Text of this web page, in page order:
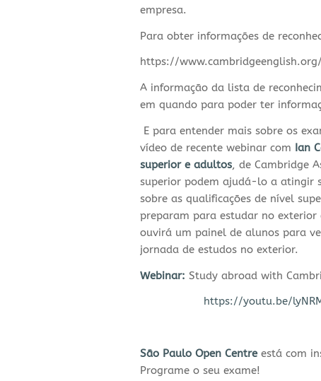
empresa.
Para obter informações de
https://
A informação da lista de
em quando para poder ter
E para entender mais sobre os
vídeo de recente webinar com Ian
superior e adultos, de Cambridge
superior podem ajudá-lo a atingir
sobre as qualificações de nível
preparam para estudar no exterior
ouvirá um painel de alunos para
jornada de estudos no exterior.
Webinar: Study abroad with
https://youtu.be/
São Paulo Open Centreestá com
Programe o seu exame!